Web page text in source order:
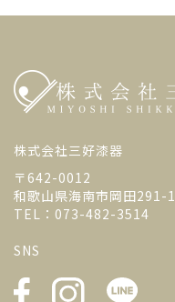
株式会社三好漆器
〒642-0012
和歌山県海南市岡田291-1
TEL：073-482-3514
SNS